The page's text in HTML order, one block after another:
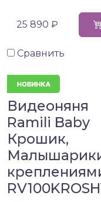
25 890 ₽
Сравнить
Видеоняня
Ramili Baby
Крошик,